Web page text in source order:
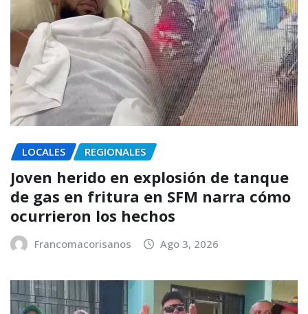
LOCALES REGIONALES
Joven herido en explosión de tanque
de gas en fritura en SFM narra cómo
ocurrieron los hechos
Francomacorisanos Ago 3, 2026